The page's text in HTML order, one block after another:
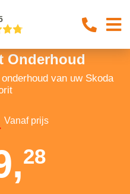
Onderhoud
van uw Skoda
Vanaf prijs
28